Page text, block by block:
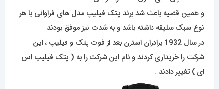
و همین قضیه باعث شد برند پتک فیلیپ مدل های فراوانی با هر
نوع سبک سلیقه داشته باشد و به شدت نیز موفق بودند .
در سال 1932 برادران استرن بعد از فوت پتک و فیلیپ ، این
شرکت را خریداری کردند و نام این شرکت را به ( پتک فیلیپ اس
ای ) تغییر دادند .